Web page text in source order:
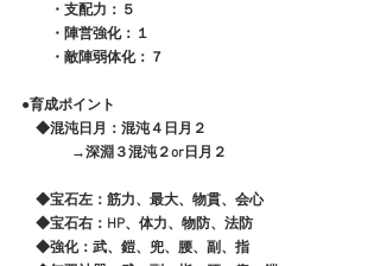
・支配力：５
・陣営強化：１
・敵陣弱体化：７
●育成ポイント
◆混沌日月：混沌４日月２
              →深淵３混沌２or日月２
◆宝石左：筋力、最大、物貫、会心
◆宝石右：HP、体力、物防、法防
◆強化：武、鎧、兜、腰、副、指